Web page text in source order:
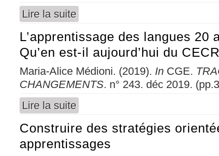
Lire la suite
L’apprentissage des langues
Qu’en est-il aujourd’hui du
Maria-Alice Médioni. (2019). In CGE.
CHANGEMENTS. n° 243. déc 2019.
Lire la suite
Construire des stratégies
apprentissages